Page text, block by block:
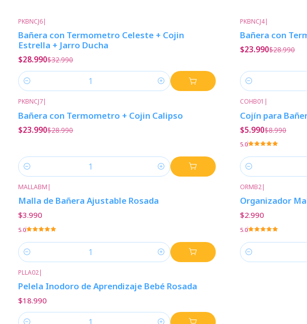
PKBNCJ6|
Bañera con Termometro Celeste + Cojin
Estrella + Jarro Ducha
$28.990$32.990
Cantidad
PKBNCJ4|
Bañera con
$23.990$28.990
Cantidad
PKBNCJ7|
Bañera con Termometro + Cojin Calipso
$23.990$28.990
Cantidad
COHB01 |
Cojín para
$5.990$8.990
5.0
Cantidad
MALLABM |
Malla de Bañera Ajustable Rosada
$3.990
5.0
Cantidad
ORMB2|
Organizador
$2.990
5.0
Cantidad
PLLA02|
Pelela Inodoro de Aprendizaje Bebé Rosada
$18.990